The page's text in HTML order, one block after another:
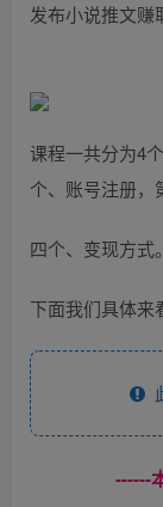
发布小说推文赚
课程一共分为4
个、账号注册，
四个、变现方式。
下面我们具体来
------